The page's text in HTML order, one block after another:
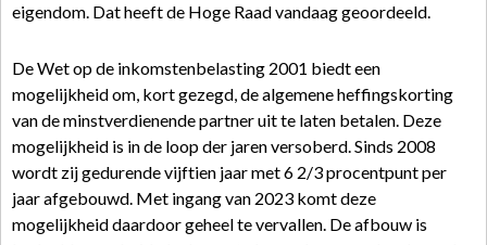
eigendom. Dat heeft de Hoge Raad vandaag geoordeeld.
De Wet op de inkomstenbelasting 2001 biedt een
mogelijkheid om, kort gezegd, de algemene heffingskorting
van de minstverdienende partner uit te laten betalen. Deze
mogelijkheid is in de loop der jaren versoberd. Sinds 2008
wordt zij gedurende vijftien jaar met 6 2/3 procentpunt per
jaar afgebouwd. Met ingang van 2023 komt deze
mogelijkheid daardoor geheel te vervallen. De afbouw is